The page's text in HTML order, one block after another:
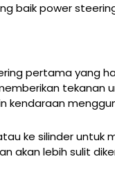
baik power
pertama yang
kendaraan
ke silinder untuk
akan lebih sulit